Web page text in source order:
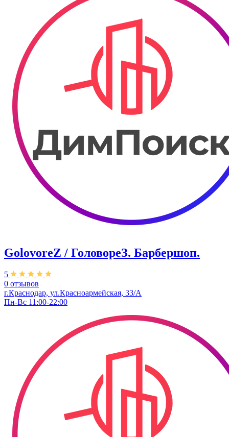
GolovoreZ / ГоловореЗ. Барбершоп.
5
0 отзывов
г.Краснодар, ул.Красноармейская, 33/А
Пн-Вс 11:00-22:00